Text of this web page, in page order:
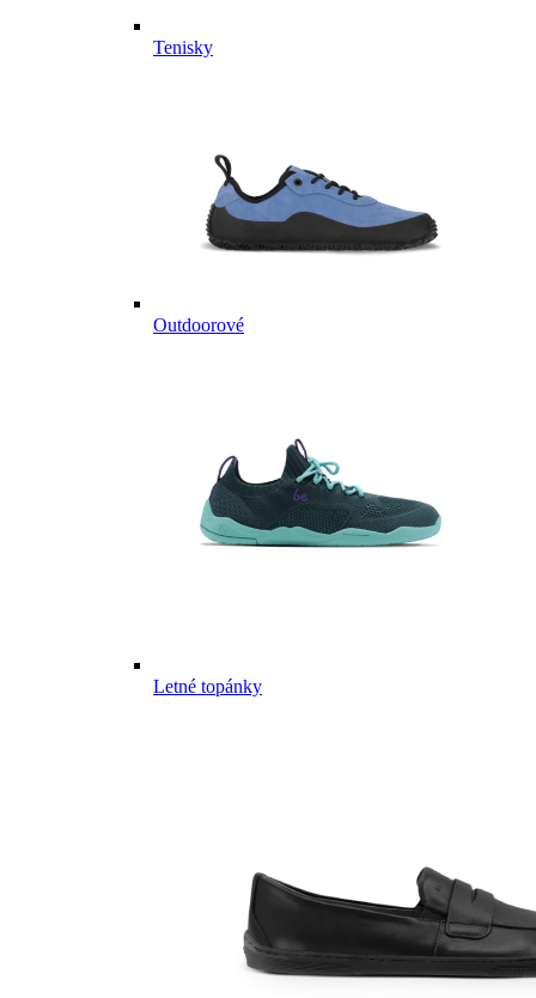
Tenisky
Outdoorové
Letné topánky